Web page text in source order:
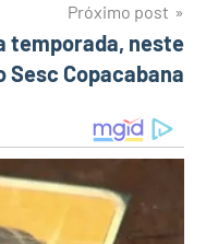
Próximo post
temporada, neste
Sesc Copacabana